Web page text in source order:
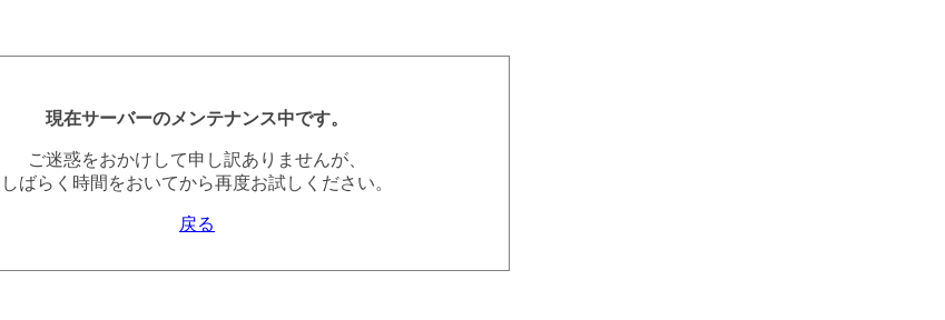
現在サーバーのメンテナンス中です。
ご迷惑をおかけして申し訳ありませんが、
しばらく時間をおいてから再度お試しください。
戻る